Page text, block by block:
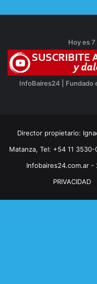
Hoy es
InfoBaires24 | Fundado
Director propietario:
Matanza, Tel: +54 11
Infobaires24.com.ar -
PRIVACIDAD